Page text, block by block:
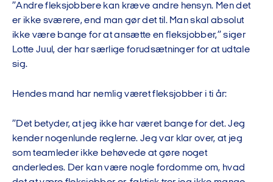
”Andre fleksjobbere kan kræve andre hensyn. Men det
er ikke sværere, end man gør det til. Man skal absolut
ikke være bange for at ansætte en fleksjobber,” siger
Lotte Juul, der har særlige forudsætninger for at udtale
sig.
Hendes mand har nemlig været fleksjobber i ti år:
”Det betyder, at jeg ikke har været bange for det. Jeg
kender nogenlunde reglerne. Jeg var klar over, at jeg
som teamleder ikke behøvede at gøre noget
anderledes. Der kan være nogle fordomme om, hvad